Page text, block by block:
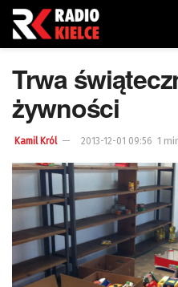
Trwa
żywności
Kamil Król 2013-12-01 09:56 1